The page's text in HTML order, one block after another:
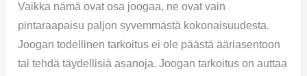
Vaikka nämä ovat osa joogaa, ne ovat vain
pintaraapaisu paljon syvemmästä kokonaisuudesta.
Joogan todellinen tarkoitus ei ole päästä ääriasentoon
tai tehdä täydellisiä asanoja. Joogan tarkoitus on auttaa